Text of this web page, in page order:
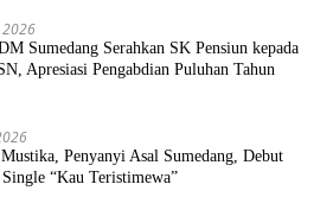
2026
Sumedang Serahkan SK Pensiun kepada
Apresiasi Pengabdian Puluhan Tahun
Penyanyi Asal Sumedang, Debut
“Kau Teristimewa”